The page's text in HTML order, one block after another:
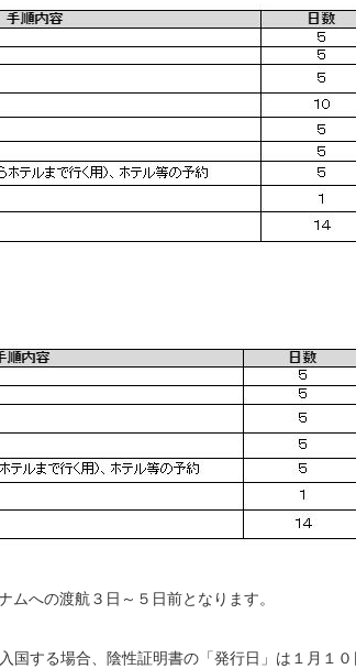
への渡航３日～５日前となります。
国する場合、陰性証明書の「発行日」は１月１